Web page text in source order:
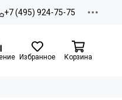
+7 (495) 924-75-75
Избранное Корзина